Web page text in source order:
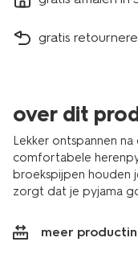
gratis
over dit
Lekker ontspannen
comfortabele
broekspijpen houden
zorgt dat je pyjama
meer